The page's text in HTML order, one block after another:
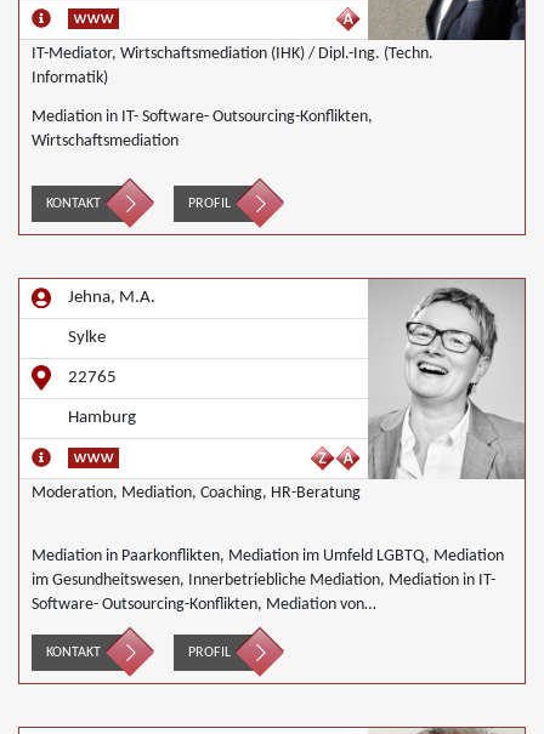
IT-Mediator, Wirtschaftsmediation (IHK) / Dipl.-Ing. (Techn.
Informatik)
Mediation in IT- Software- Outsourcing-Konflikten,
Wirtschaftsmediation
KONTAKT PROFIL
Jehna, M.A.
Sylke
22765
Hamburg
Moderation, Mediation, Coaching, HR-Beratung
Mediation in Paarkonflikten, Mediation im Umfeld LGBTQ, Mediation
im Gesundheitswesen, Innerbetriebliche Mediation, Mediation in IT-
Software- Outsourcing-Konflikten, Mediation von
Generationskonflikten, Mediation im öffentlichen Bereich, Mediation
bei Team- und Gruppenkonflikten, Mediation von
Unternehmensnachfolgen, Wirtschaftsmediation
KONTAKT PROFIL